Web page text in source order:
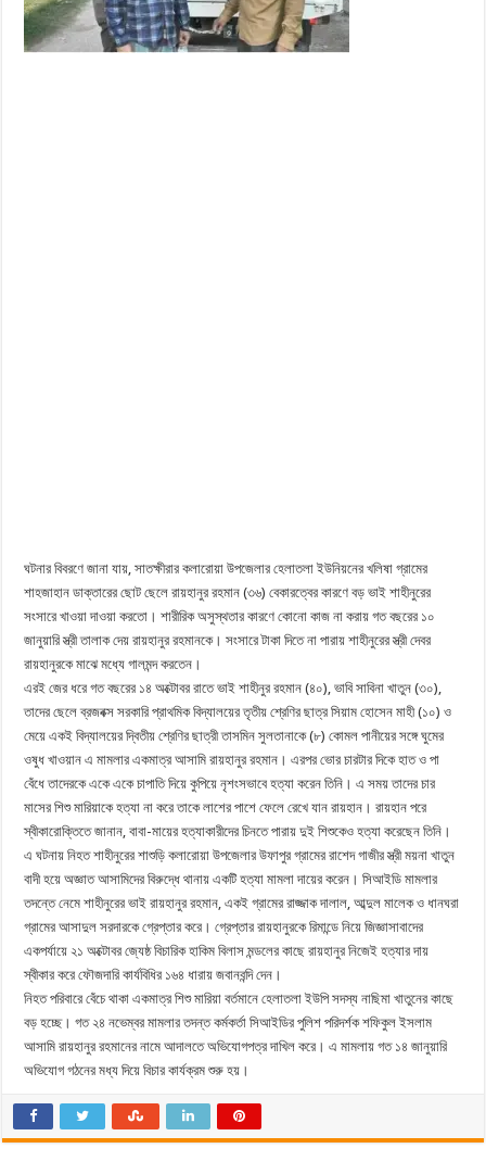
ঘটনার বিবরণে জানা যায়, সাতক্ষীরার কলারোয়া উপজেলার হেলাতলা ইউনিয়নের খলিষা গ্রামের
শাহজাহান ডাক্তারের ছোট ছেলে রায়হানুর রহমান (৩৬) বেকারত্বের কারণে বড় ভাই শাহীনুরের
সংসারে খাওয়া দাওয়া করতো। শারীরিক অসুস্থতার কারণে কোনো কাজ না করায় গত বছরের ১০
জানুয়ারি স্ত্রী তালাক দেয় রায়হানুর রহমানকে। সংসারে টাকা দিতে না পারায় শাহীনুরের স্ত্রী দেবর
রায়হানুরকে মাঝে মধ্যে গালমন্দ করতেন।
এরই জের ধরে গত বছরের ১৪ অক্টোবর রাতে ভাই শাহীনুর রহমান (৪০), ভাবি সাবিনা খাতুন (৩০),
তাদের ছেলে ব্রজবক্স সরকারি প্রাথমিক বিদ্যালয়ের তৃতীয় শ্রেণির ছাত্র সিয়াম হোসেন মাহী (১০) ও
মেয়ে একই বিদ্যালয়ের দ্বিতীয় শ্রেণির ছাত্রী তাসমিন সুলতানাকে (৮) কোমল পানীয়ের সঙ্গে ঘুমের
ওষুধ খাওয়ান এ মামলার একমাত্র আসামি রায়হানুর রহমান। এরপর ভোর চারটার দিকে হাত ও পা
বেঁধে তাদেরকে একে একে চাপাতি দিয়ে কুপিয়ে নৃশংসভাবে হত্যা করেন তিনি। এ সময় তাদের চার
মাসের শিশু মারিয়াকে হত্যা না করে তাকে লাশের পাশে ফেলে রেখে যান রায়হান। রায়হান পরে
স্বীকারোক্তিতে জানান, বাবা-মায়ের হত্যাকারীদের চিনতে পারায় দুই শিশুকেও হত্যা করেছেন তিনি।
এ ঘটনায় নিহত শাহীনুরের শাশুড়ি কলারোয়া উপজেলার উফাপুর গ্রামের রাশেদ গাজীর স্ত্রী ময়না খাতুন
বাদী হয়ে অজ্ঞাত আসামিদের বিরুদ্ধে থানায় একটি হত্যা মামলা দায়ের করেন। সিআইডি মামলার
তদন্তে নেমে শাহীনুরের ভাই রায়হানুর রহমান, একই গ্রামের রাজ্জাক দালাল, আব্দুল মালেক ও ধানঘরা
গ্রামের আসাদুল সরদারকে গ্রেপ্তার করে। গ্রেপ্তার রায়হানুরকে রিমান্ডে নিয়ে জিজ্ঞাসাবাদের
একপর্যায়ে ২১ অক্টোবর জ্যেষ্ঠ বিচারিক হাকিম বিলাস মন্ডলের কাছে রায়হানুর নিজেই হত্যার দায়
স্বীকার করে ফৌজদারি কার্যবিধির ১৬৪ ধারায় জবানবন্দি দেন।
নিহত পরিবারে বেঁচে থাকা একমাত্র শিশু মারিয়া বর্তমানে হেলাতলা ইউপি সদস্য নাছিমা খাতুনের কাছে
বড় হচ্ছে। গত ২৪ নভেম্বর মামলার তদন্ত কর্মকর্তা সিআইডির পুলিশ পরিদর্শক শফিকুল ইসলাম
আসামি রায়হানুর রহমানের নামে আদালতে অভিযোগপত্র দাখিল করে। এ মামলায় গত ১৪ জানুয়ারি
অভিযোগ গঠনের মধ্য দিয়ে বিচার কার্যক্রম শুরু হয়।